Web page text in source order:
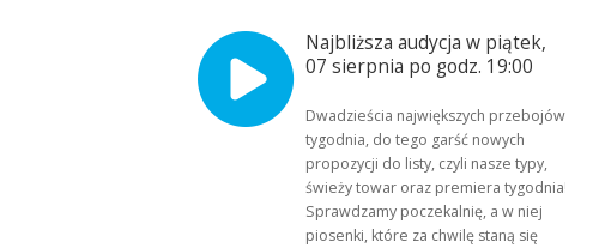
Najbliższa audycja w piątek,
07 sierpnia po godz. 19:00
Dwadzieścia największych przebojów
tygodnia, do tego garść nowych
propozycji do listy, czyli nasze typy,
świeży towar oraz premiera tygodnia!
Sprawdzamy poczekalnię, a w niej
piosenki, które za chwilę staną się